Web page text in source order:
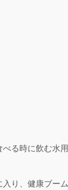
る時に飲む水
り、健康ブーム